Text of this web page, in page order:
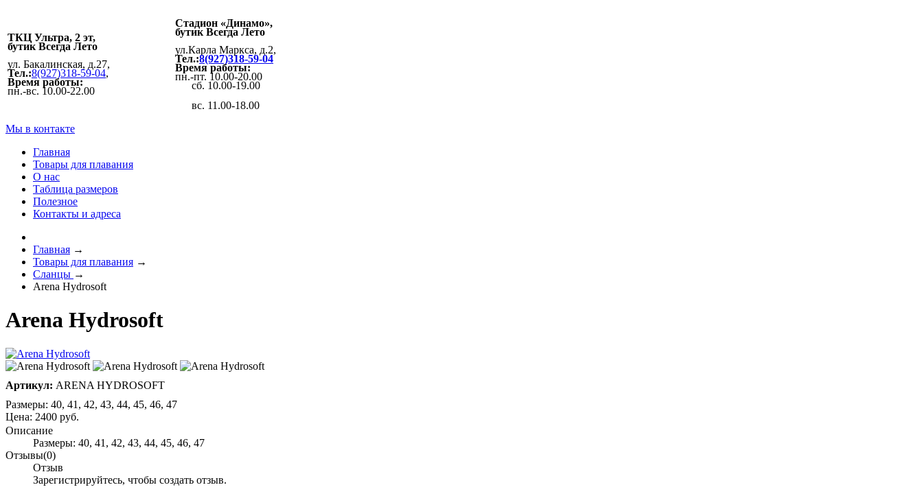
ТКЦ Ультра, 2 эт,
бутик Всегда Лето
ул. Бакалинская, д.27,
Тел.:8(927)318-59-04,
Время работы:
пн.-вс. 10.00-22.00
Стадион «Динамо»,
бутик Всегда Лето
ул.Карла Маркса, д.2,
Тел.:8(927)318-59-04
Время работы:
пн.-пт. 10.00-20.00
сб. 10.00-19.00
вс. 11.00-18.00
Мы в контакте
Главная
Товары для плавания
О нас
Таблица размеров
Полезное
Контакты и адреса
Главная →
Товары для плавания →
Сланцы →
Arena Hydrosoft
Arena Hydrosoft
Артикул: ARENA HYDROSOFT
Размеры: 40, 41, 42, 43, 44, 45, 46, 47
Цена: 2400 руб.
Описание
Размеры: 40, 41, 42, 43, 44, 45, 46, 47
Отзывы(0)
Отзыв
Зарегистрируйтесь, чтобы создать отзыв.